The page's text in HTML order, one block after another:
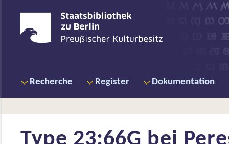
Recherche Register Dokumentation